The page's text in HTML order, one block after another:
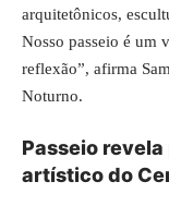
arquitetônicos,
Nosso passeio é um
reflexão”, afirma
Noturno.
Passeio
artístico do